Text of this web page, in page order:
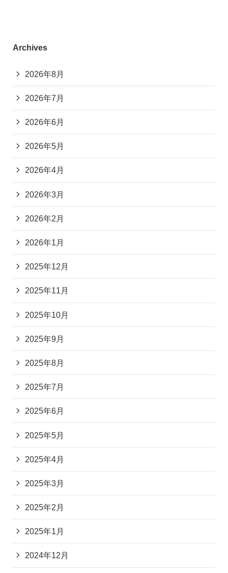
Archives
2026年8月
2026年7月
2026年6月
2026年5月
2026年4月
2026年3月
2026年2月
2026年1月
2025年12月
2025年11月
2025年10月
2025年9月
2025年8月
2025年7月
2025年6月
2025年5月
2025年4月
2025年3月
2025年2月
2025年1月
2024年12月